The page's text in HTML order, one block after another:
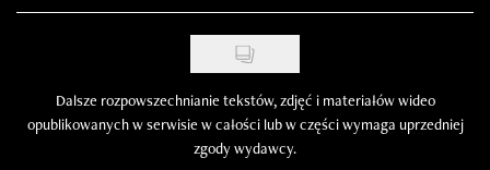
Dalsze rozpowszechnianie tekstów, zdjęć i materiałów wideo
opublikowanych w serwisie w całości lub w części wymaga uprzedniej
zgody wydawcy.